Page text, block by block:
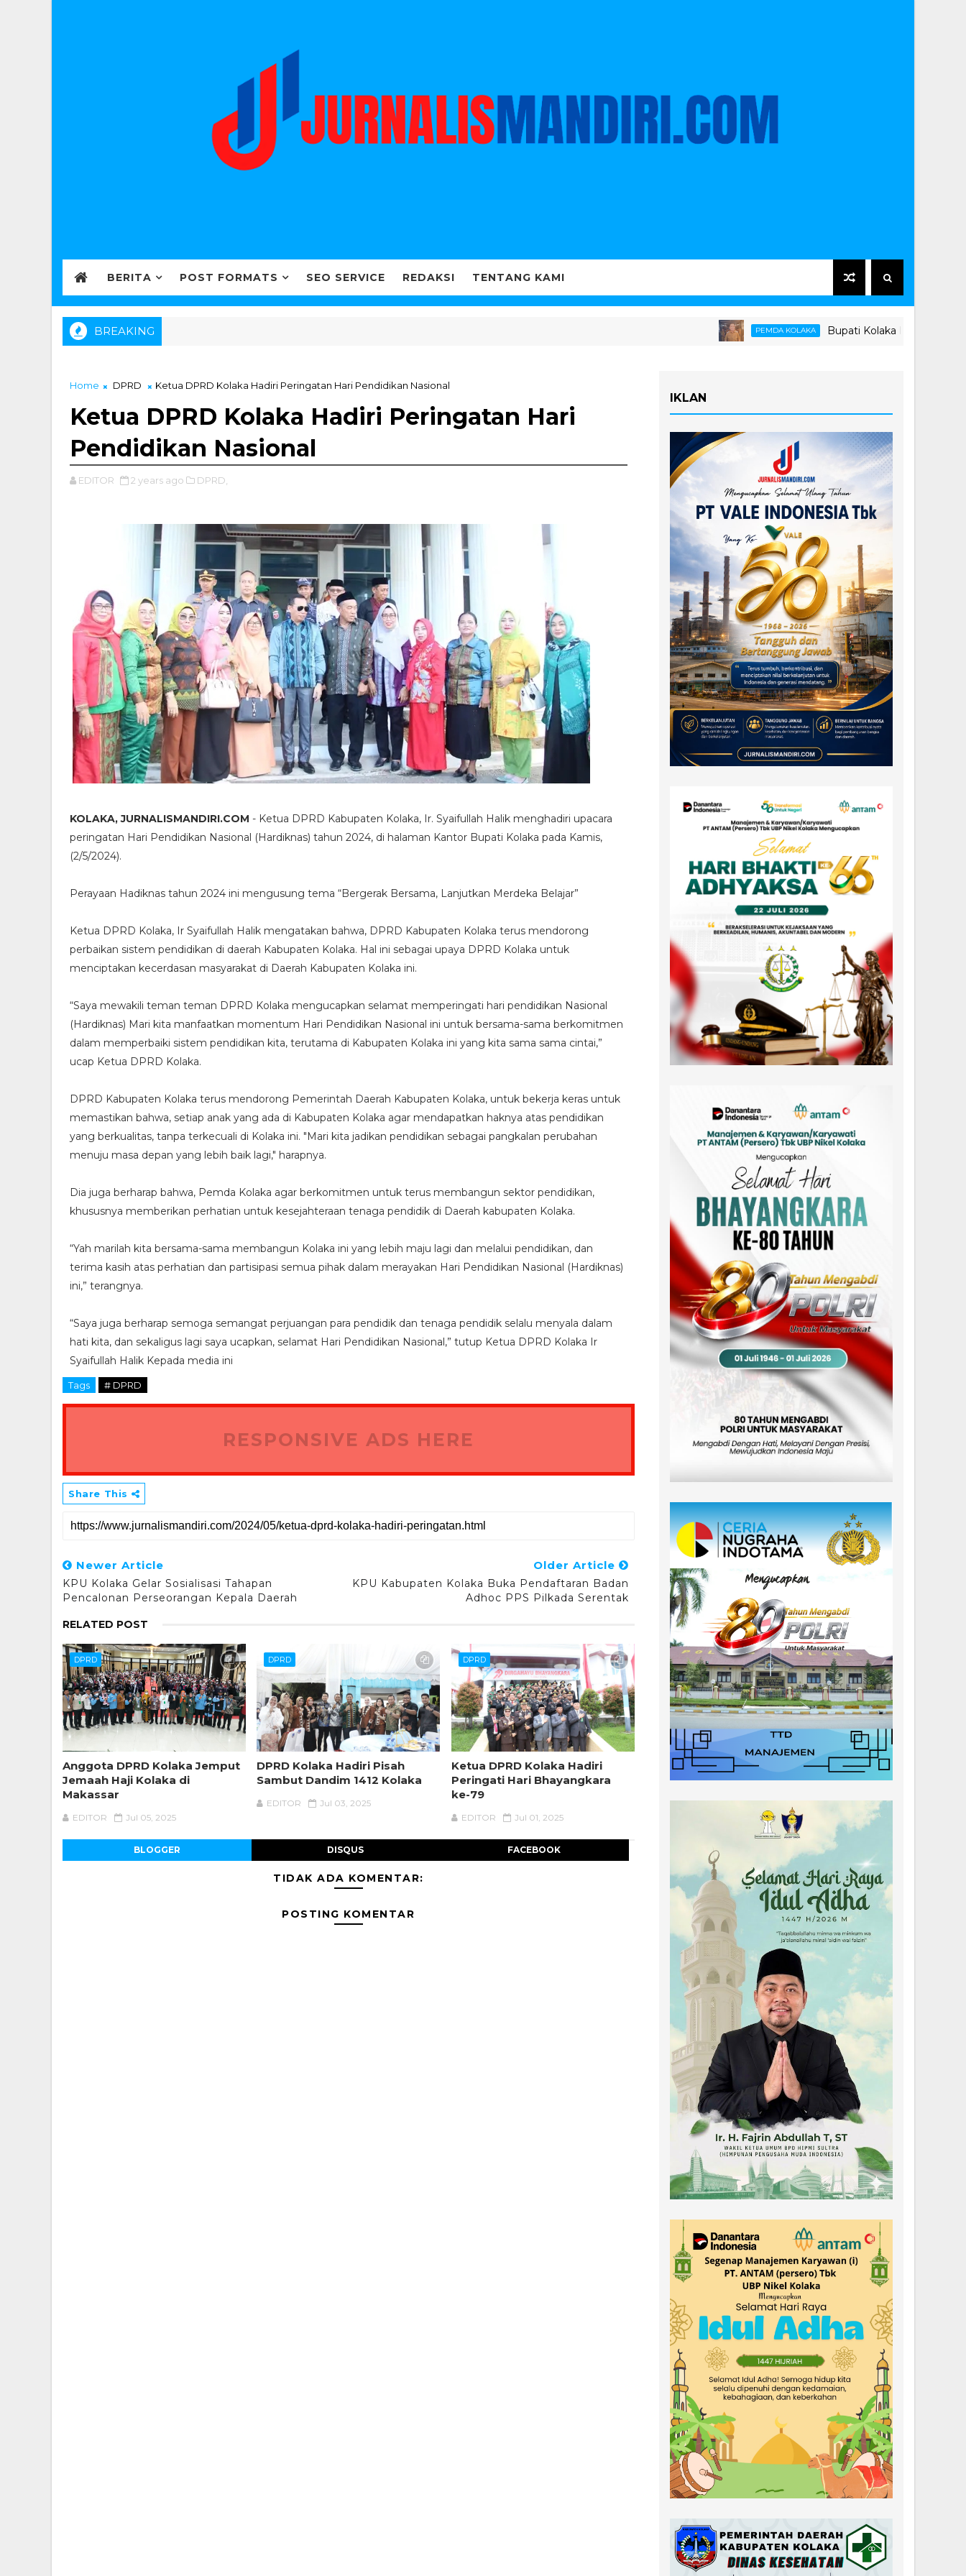
BERITA POST FORMATS SEO SERVICE REDAKSI TENTANG KAMI
BREAKING PEMDA KOLAKA Bupati Kolaka Buka Suara Soal
Home DPRD Ketua DPRD Kolaka Hadiri Peringatan Hari Pendidikan Nasional
Ketua DPRD Kolaka Hadiri Peringatan Hari
Pendidikan Nasional
EDITOR 2 years ago DPRD,
KOLAKA, JURNALISMANDIRI.COM - Ketua DPRD Kabupaten Kolaka, Ir. Syaifullah Halik menghadiri upacara
peringatan Hari Pendidikan Nasional (Hardiknas) tahun 2024, di halaman Kantor Bupati Kolaka pada Kamis,
(2/5/2024).
Perayaan Hadiknas tahun 2024 ini mengusung tema “Bergerak Bersama, Lanjutkan Merdeka Belajar”
Ketua DPRD Kolaka, Ir Syaifullah Halik mengatakan bahwa, DPRD Kabupaten Kolaka terus mendorong
perbaikan sistem pendidikan di daerah Kabupaten Kolaka. Hal ini sebagai upaya DPRD Kolaka untuk
menciptakan kecerdasan masyarakat di Daerah Kabupaten Kolaka ini.
“Saya mewakili teman teman DPRD Kolaka mengucapkan selamat memperingati hari pendidikan Nasional
(Hardiknas) Mari kita manfaatkan momentum Hari Pendidikan Nasional ini untuk bersama-sama berkomitmen
dalam memperbaiki sistem pendidikan kita, terutama di Kabupaten Kolaka ini yang kita sama sama cintai,”
ucap Ketua DPRD Kolaka.
DPRD Kabupaten Kolaka terus mendorong Pemerintah Daerah Kabupaten Kolaka, untuk bekerja keras untuk
memastikan bahwa, setiap anak yang ada di Kabupaten Kolaka agar mendapatkan haknya atas pendidikan
yang berkualitas, tanpa terkecuali di Kolaka ini. "Mari kita jadikan pendidikan sebagai pangkalan perubahan
menuju masa depan yang lebih baik lagi," harapnya.
Dia juga berharap bahwa, Pemda Kolaka agar berkomitmen untuk terus membangun sektor pendidikan,
khususnya memberikan perhatian untuk kesejahteraan tenaga pendidik di Daerah kabupaten Kolaka.
“Yah marilah kita bersama-sama membangun Kolaka ini yang lebih maju lagi dan melalui pendidikan, dan
terima kasih atas perhatian dan partisipasi semua pihak dalam merayakan Hari Pendidikan Nasional (Hardiknas)
ini,” terangnya.
“Saya juga berharap semoga semangat perjuangan para pendidik dan tenaga pendidik selalu menyala dalam
hati kita, dan sekaligus lagi saya ucapkan, selamat Hari Pendidikan Nasional,” tutup Ketua DPRD Kolaka Ir
Syaifullah Halik Kepada media ini
Tags # DPRD
RESPONSIVE ADS HERE
Share This
Newer Article
KPU Kolaka Gelar Sosialisasi Tahapan
Pencalonan Perseorangan Kepala Daerah
Older Article
KPU Kabupaten Kolaka Buka Pendaftaran Badan
Adhoc PPS Pilkada Serentak
RELATED POST
DPRD
Anggota DPRD Kolaka Jemput
Jemaah Haji Kolaka di
Makassar
EDITOR Jul 05, 2025
DPRD
DPRD Kolaka Hadiri Pisah
Sambut Dandim 1412 Kolaka
EDITOR Jul 03, 2025
DPRD
Ketua DPRD Kolaka Hadiri
Peringati Hari Bhayangkara
ke-79
EDITOR Jul 01, 2025
BLOGGER DISQUS FACEBOOK
TIDAK ADA KOMENTAR:
POSTING KOMENTAR
IKLAN